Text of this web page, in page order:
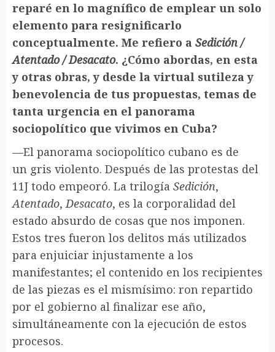
reparé en lo magnífico de emplear un solo
elemento para resignificarlo
conceptualmente. Me refiero a Sedición /
Atentado / Desacato. ¿Cómo abordas, en esta
y otras obras, y desde la virtual sutileza y
benevolencia de tus propuestas, temas de
tanta urgencia en el panorama
sociopolítico que vivimos en Cuba?
—El panorama sociopolítico cubano es de
un gris violento. Después de las protestas del
11J todo empeoró. La trilogía Sedición,
Atentado,Desacato, es la corporalidad del
estado absurdo de cosas que nos imponen.
Estos tres fueron los delitos más utilizados
para enjuiciar injustamente a los
manifestantes; el contenido en los recipientes
de las piezas es el mismísimo: ron repartido
por el gobierno al finalizar ese año,
simultáneamente con la ejecución de estos
procesos.